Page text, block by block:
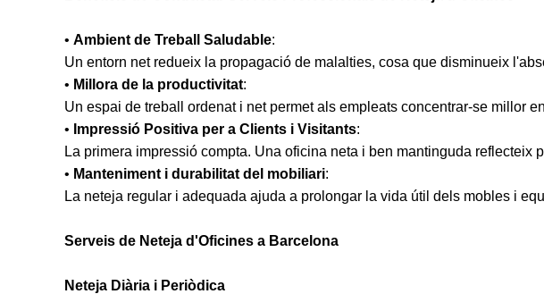
• Ambient de Treball Saludable:
Un entorn net redueix la propagació de malalties, cosa que disminueix
• Millora de la productivitat:
Un espai de treball ordenat i net permet als empleats concentrar-se millor
• Impressió Positiva per a Clients i Visitants:
La primera impressió compta. Una oficina neta i ben mantinguda
• Manteniment i durabilitat del mobiliari:
La neteja regular i adequada ajuda a prolongar la vida útil dels mobles i
Serveis de Neteja d'Oficines a Barcelona
Neteja Diària i Periòdica